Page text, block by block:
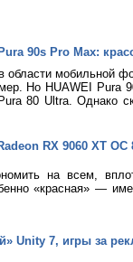
90s Pro Max:
области мобильной
Но HUAWEI Pura
80 Ultra. Однако
RX 9060 XT OC
на всем,
«красная» —
Unity 7, игры за